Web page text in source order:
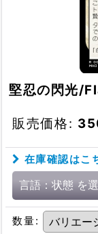
堅忍の閃光/
販売価格:
在庫確認はこ
言語：状態 を
数量: